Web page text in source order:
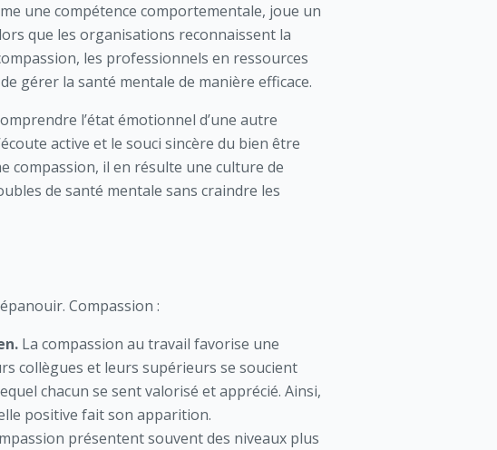
une compétence comportementale, joue un
que les organisations reconnaissent la
les professionnels en ressources
gérer la santé mentale de manière efficace.
l’état émotionnel d’une autre
active et le souci sincère du bien être
compassion, il en résulte une culture de
de santé mentale sans craindre les
Compassion :
La compassion au travail favorise une
collègues et leurs supérieurs se soucient
chacun se sent valorisé et apprécié. Ainsi,
positive fait son apparition.
présentent souvent des niveaux plus